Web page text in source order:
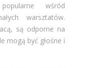
wśród
warsztatów.
są odporne na
mogą być głośne i